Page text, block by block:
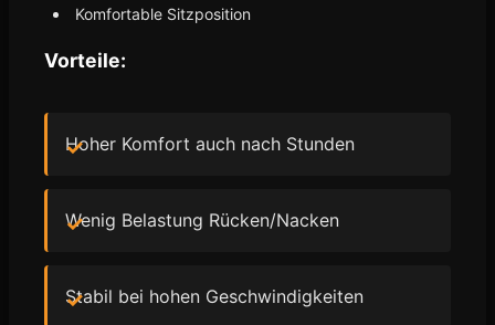
Komfortable Sitzposition
Vorteile:
Hoher Komfort auch nach Stunden
Wenig Belastung Rücken/Nacken
Stabil bei hohen Geschwindigkeiten